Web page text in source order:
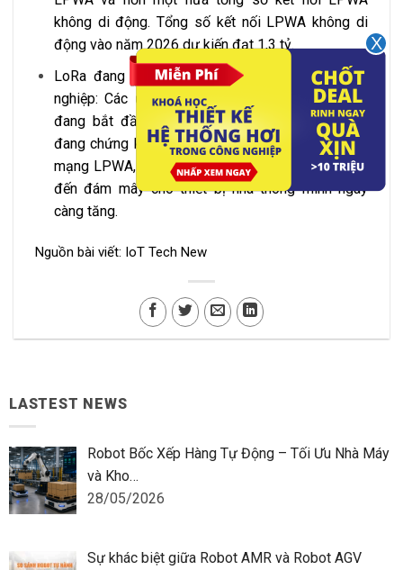
không di động. Tổng số kết nối LPWA không di
động vào năm 2026 dự kiến ​​đạt 1,3 tỷ.
LoRa đang vượt ra ngoài các ứng dụng doanh
nghiệp: Các ứng dụng tiêu dùng tận dụng LoRa
đang bắt đầu phát triển. Kiến trúc truyền thống
đang chứng kiến ​​sự cạnh tranh từ các công nghệ
mạng LPWA, cung cấp kết nối trực tiếp từ thiết bị
đến đám mây cho thiết bị nhà thông minh ngày
càng tăng.
Nguồn bài viết: IoT Tech New
LASTEST NEWS
Robot Bốc Xếp Hàng Tự Động – Tối Ưu Nhà Máy
và Kho…
28/05/2026
Sự khác biệt giữa Robot AMR và Robot AGV